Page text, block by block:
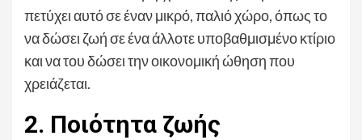
πετύχει αυτό σε έναν μικρό, παλιό χώρο, όπως το
να δώσει ζωή σε ένα άλλοτε υποβαθμισμένο κτίριο
και να του δώσει την οικονομική ώθηση που
χρειάζεται.
2. Ποιότητα ζωής